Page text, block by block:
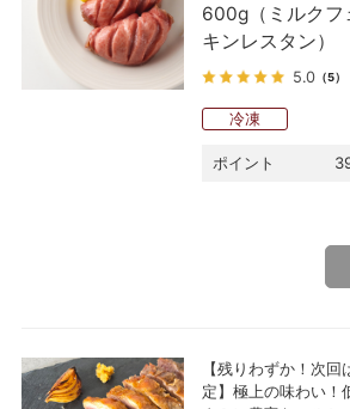
600g（ミルクフ
キンレスタン）
5.0 （5）
冷凍
ポイント
【残りわずか！次
定】極上の味わい！